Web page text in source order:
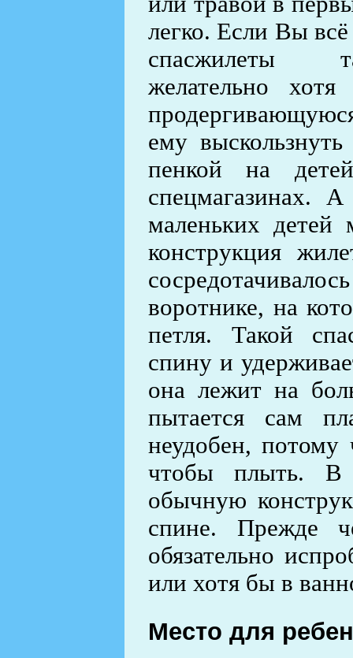
легко. Если Вы всё
спасжилеты
желательно
ему
пенкой на
спецмагазинах.
маленьких детей
конструкция
воротнике, на
петля. Такой
спину и
она лежит на
пытается сам
неудобен, потому
чтобы плыть. В
обычную
спине. Прежде
обязательно
или хотя бы в
Место для